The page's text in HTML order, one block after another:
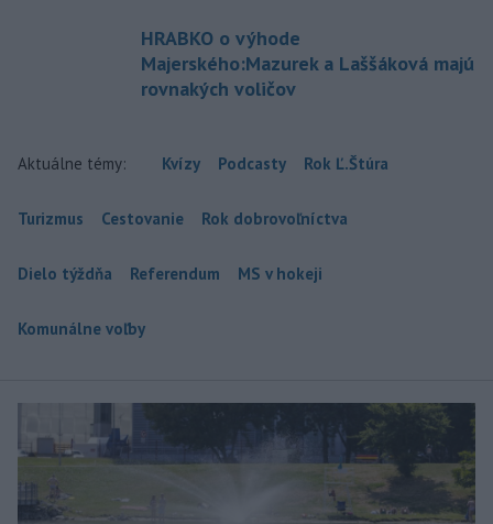
HRABKO o výhode
Majerského:Mazurek a Laššáková majú
rovnakých voličov
Aktuálne témy: Kvízy Podcasty Rok Ľ.Štúra
Turizmus Cestovanie Rok dobrovoľníctva
Dielo týždňa Referendum MS v hokeji
Komunálne voľby